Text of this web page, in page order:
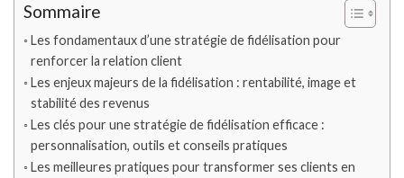
Sommaire
Les fondamentaux d’une stratégie de fidélisation pour
renforcer la relation client
Les enjeux majeurs de la fidélisation : rentabilité, image et
stabilité des revenus
Les clés pour une stratégie de fidélisation efficace :
personnalisation, outils et conseils pratiques
Les meilleures pratiques pour transformer ses clients en